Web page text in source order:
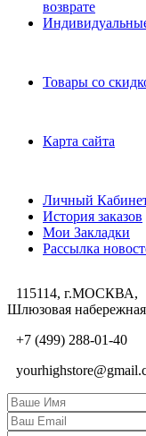
возврате
Товары со
Карта сайта
Личный
История заказов
Мои Закладки
Рассылка
115114, г.МОСКВА,
Шлюзовая
+7 (499) 288-01-40